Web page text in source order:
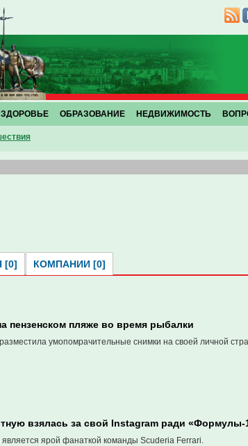
ЗДОРОВЬЕ ОБРАЗОВАНИЕ НЕДВИЖИМОСТЬ
[0] КОМПАНИИ [0]
пензенском пляже во время рыбалки
умопомрачительные снимки на своей личной
взялась за свой Instagram ради «Формулы-
ярой фанаткой команды Scuderia Ferrari.